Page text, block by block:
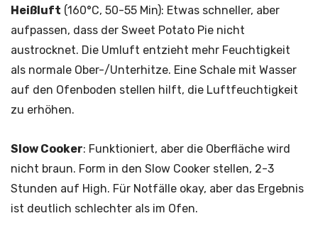
Heißluft (160°C, 50-55 Min): Etwas schneller, aber
aufpassen, dass der Sweet Potato Pie nicht
austrocknet. Die Umluft entzieht mehr Feuchtigkeit
als normale Ober-/Unterhitze. Eine Schale mit Wasser
auf den Ofenboden stellen hilft, die Luftfeuchtigkeit
zu erhöhen.
Slow Cooker: Funktioniert, aber die Oberfläche wird
nicht braun. Form in den Slow Cooker stellen, 2-3
Stunden auf High. Für Notfälle okay, aber das Ergebnis
ist deutlich schlechter als im Ofen.